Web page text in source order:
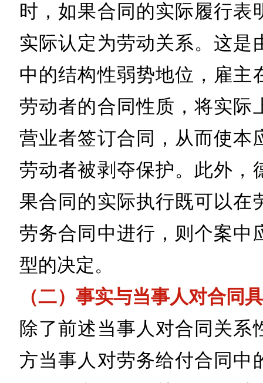
时，如果合同的实际履行表
实际认定为劳动关系。这是
中的结构性弱势地位，雇主
劳动者的合同性质，将实际
营业者签订合同，从而使本
劳动者被剥夺保护。此外，
果合同的实际执行既可以在
劳务合同中进行，则个案中
型的决定。
（二）事实与当事人对合同
除了前述当事人对合同关系
方当事人对劳务给付合同中